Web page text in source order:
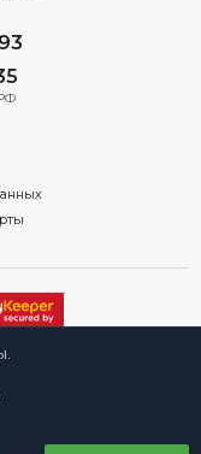
Санкт-Петербурге -
права защищены.